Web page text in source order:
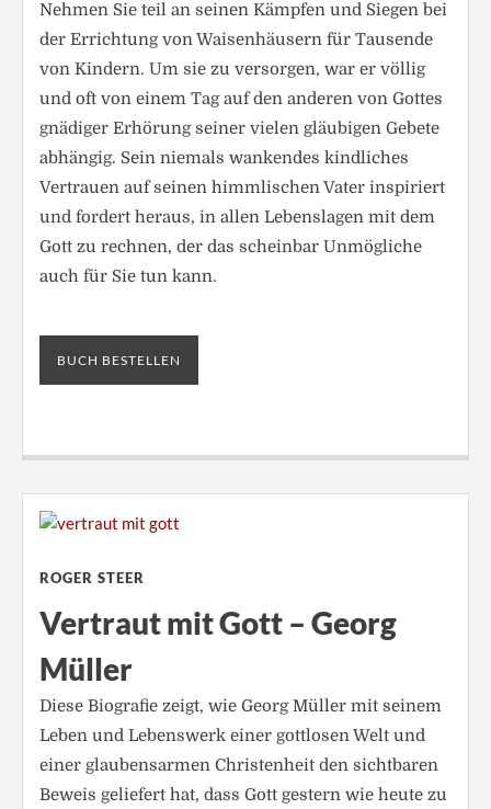
Nehmen Sie teil an seinen Kämpfen und Siegen bei
der Errichtung von Waisenhäusern für Tausende
von Kindern. Um sie zu versorgen, war er völlig
und oft von einem Tag auf den anderen von Gottes
gnädiger Erhörung seiner vielen gläubigen Gebete
abhängig. Sein niemals wankendes kindliches
Vertrauen auf seinen himmlischen Vater inspiriert
und fordert heraus, in allen Lebenslagen mit dem
Gott zu rechnen, der das scheinbar Unmögliche
auch für Sie tun kann.
BUCH BESTELLEN
ROGER STEER
Vertraut mit Gott – Georg
Müller
Diese Biografie zeigt, wie Georg Müller mit seinem
Leben und Lebenswerk einer gottlosen Welt und
einer glaubensarmen Christenheit den sichtbaren
Beweis geliefert hat, dass Gott gestern wie heute zu